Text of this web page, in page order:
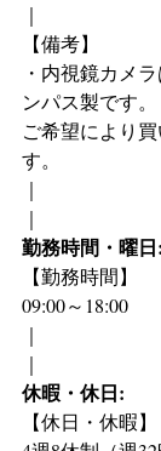
｜
【備考】
・内視鏡カメ
ンパス製です。
ご希望により
す。
｜
｜
勤務時間・曜日:
【勤務時間】
09:00～18:00
｜
｜
休暇・休日:
【休日・休暇】